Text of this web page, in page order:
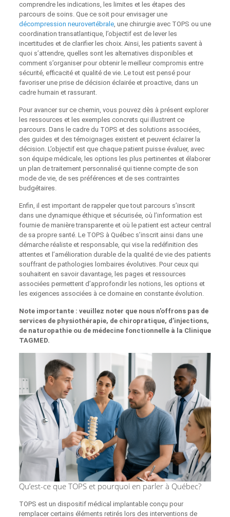
comprendre les indications, les limites et les étapes des
parcours de soins. Que ce soit pour envisager une
décompression neurovertébrale, une chirurgie avec TOPS ou une
coordination transatlantique, l’objectif est de lever les
incertitudes et de clarifier les choix. Ainsi, les patients savent à
quoi s’attendre, quelles sont les alternatives disponibles et
comment s’organiser pour obtenir le meilleur compromis entre
sécurité, efficacité et qualité de vie. Le tout est pensé pour
favoriser une prise de décision éclairée et proactive, dans un
cadre humain et rassurant.
Pour avancer sur ce chemin, vous pouvez dès à présent explorer
les ressources et les exemples concrets qui illustrent ce
parcours. Dans le cadre du TOPS et des solutions associées,
des guides et des témoignages existent et peuvent éclairer la
décision. L’objectif est que chaque patient puisse évaluer, avec
son équipe médicale, les options les plus pertinentes et élaborer
un plan de traitement personnalisé qui tienne compte de son
mode de vie, de ses préférences et de ses contraintes
budgétaires.
Enfin, il est important de rappeler que tout parcours s’inscrit
dans une dynamique éthique et sécurisée, où l’information est
fournie de manière transparente et où le patient est acteur central
de sa propre santé. Le TOPS à Québec s’inscrit ainsi dans une
démarche réaliste et responsable, qui vise la redéfinition des
attentes et l’amélioration durable de la qualité de vie des patients
souffrant de pathologies lombaires évolutives. Pour ceux qui
souhaitent en savoir davantage, les pages et ressources
associées permettent d’approfondir les notions, les options et
les exigences associées à ce domaine en constante évolution.
Note importante : veuillez noter que nous n’offrons pas de
services de physiothérapie, de chiropratique, d’injections,
de naturopathie ou de médecine fonctionnelle à la Clinique
TAGMED.
Qu’est-ce que TOPS et pourquoi en parler à Québec?
TOPS est un dispositif médical implantable conçu pour
remplacer certains éléments retirés lors des interventions de